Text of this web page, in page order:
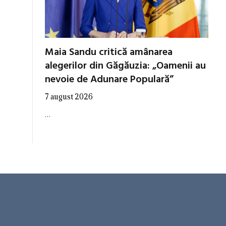
Maia Sandu critică amânarea
alegerilor din Găgăuzia: „Oamenii au
nevoie de Adunare Populară”
7 august 2026
…